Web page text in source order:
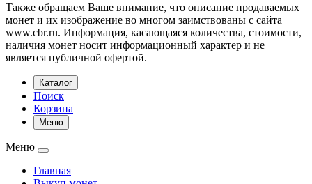
Также обращаем Ваше внимание, что описание продаваемых
монет и их изображение во многом заимствованы с сайта
www.cbr.ru. Информация, касающаяся количества, стоимости,
наличия монет носит информационный характер и не
является публичной офертой.
Каталог
Поиск
Корзина
Меню
Меню
Главная